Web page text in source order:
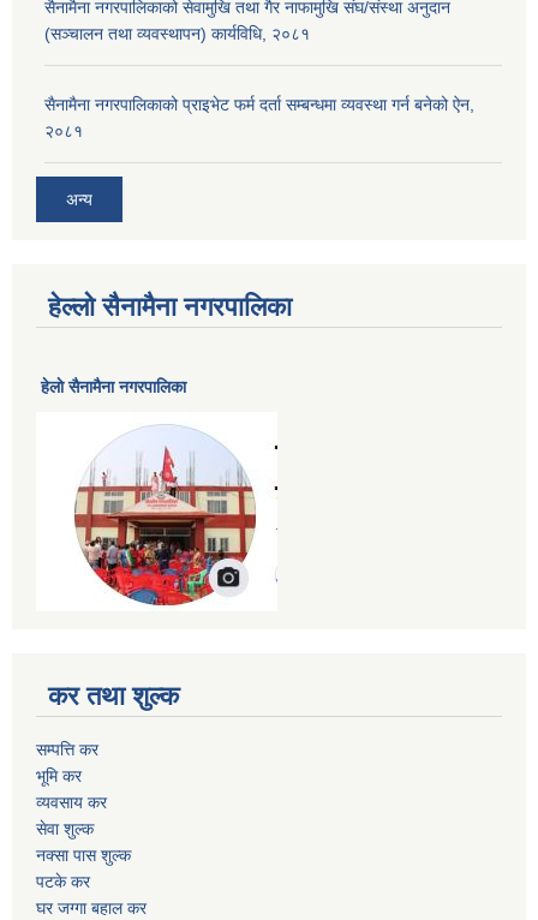
सैनामैना नगरपालिकाको सेवामुखि तथा गैर नाफामुखि संघ/संस्था अनुदान
(सञ्चालन तथा व्यवस्थापन) कार्यविधि, २०८१
सैनामैना नगरपालिकाको प्राइभेट फर्म दर्ता सम्बन्धमा व्यवस्था गर्न बनेको ऐन,
२०८१
अन्य
हेल्लो सैनामैना नगरपालिका
हेलाे सैनामैना नगरपालिका
कर तथा शुल्क
सम्पत्ति कर
भूमि कर
व्यवसाय कर
सेवा शुल्क
नक्सा पास शुल्क
पटके कर
घर जग्गा बहाल कर